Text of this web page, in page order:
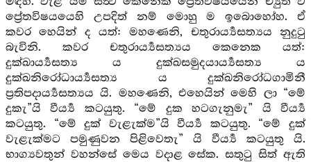
ප්‍රේතවිෂයයෙහි උපදිත් නම් මොහු ම ඉබොහෝහ. ඒ
කවර හෙයින් ද යත්: මහණෙනි, චතුරාර්‍ය්‍යසත්‍යය නුදුටු
බැවිනි. කවර චතුරාර්‍ය්‍යසත්‍යය කෙනෙක යත්:
දුක්ඛාර්‍ය්‍යසත්‍ය ය දුක්ඛසමුදයාර්‍ය්‍යසත්‍ය ය
දුක්ඛනිරෝධාර්‍ය්‍යසත්‍ය ය දුක්ඛනිරෝධගාමිනී
ප්‍රතිපදාර්‍ය්‍යසත්‍යය යි. මහණෙනි, එහෙයින් මෙහි ලා “මේ
දුකැ”යි වීර්‍ය්‍ය කටයුතු. “මේ දුක හටගැනුමැ” යි වීර්‍ය්‍ය
කටයුතු. “මේ දුක් වැළැක්ම”යි වීර්‍ය්‍ය කටයුතු. “මේ දුක්
වැළැක්මට පමුණුවන පිළිවෙතැ” යි වීර්‍ය්‍ය කටයුතු යි.
භාග්‍යවතුන් වහන්සේ මෙය වදාළ සේක. සතුටු සිත් ඇති